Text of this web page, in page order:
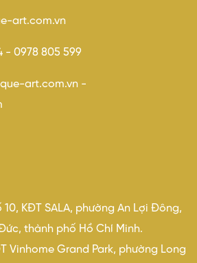
art.com.vn
- 0978 805 599
art.com.vn -
10, KĐT SALA, phường An Lợi Đông,
thành phố Hồ Chí Minh.
Vinhome Grand Park, phường Long